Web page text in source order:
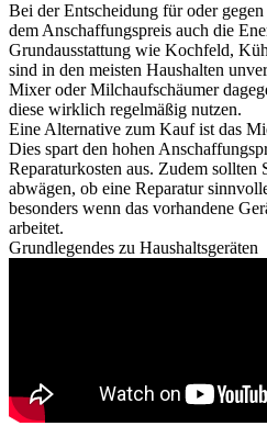
Bei der Entscheidung für oder
dem Anschaffungspreis auch die
Grundausstattung wie Kochfeld,
sind in den meisten Haushalten
Mixer oder Milchaufschäumer
diese wirklich regelmäßig nutzen.
Eine Alternative zum Kauf ist das
Dies spart den hohen
Reparaturkosten aus. Zudem sollten
abwägen, ob eine Reparatur
besonders wenn das vorhandene
arbeitet.
Grundlegendes zu Haushaltsgeräten